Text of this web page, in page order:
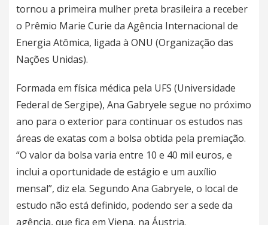
tornou a primeira mulher preta brasileira a receber
o Prêmio Marie Curie da Agência Internacional de
Energia Atômica, ligada à ONU (Organização das
Nações Unidas).
Formada em física médica pela UFS (Universidade
Federal de Sergipe), Ana Gabryele segue no próximo
ano para o exterior para continuar os estudos nas
áreas de exatas com a bolsa obtida pela premiação.
“O valor da bolsa varia entre 10 e 40 mil euros, e
inclui a oportunidade de estágio e um auxílio
mensal”, diz ela. Segundo Ana Gabryele, o local de
estudo não está definido, podendo ser a sede da
agência, que fica em Viena, na Áustria.